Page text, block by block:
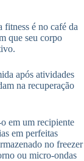
é no café da
que seu corpo
após atividades
na recuperação
em um recipiente
em perfeitas
no freezer
ou micro-ondas